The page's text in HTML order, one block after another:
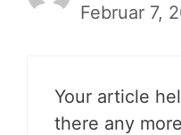
Februar 7,
Your article
there any